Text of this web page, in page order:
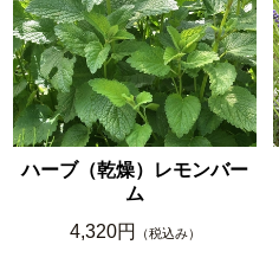
ハーブ（乾燥）レモンバー
ム
4,320円
（税込み）